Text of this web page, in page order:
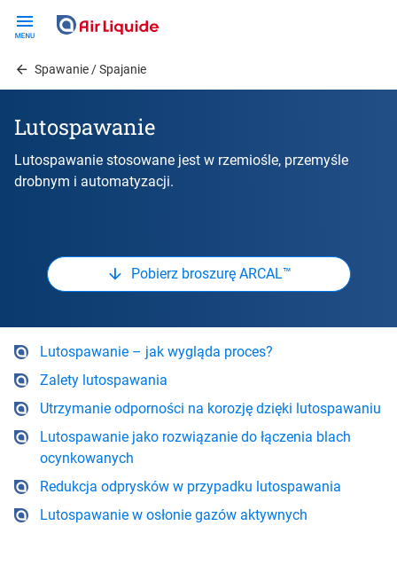
contentSpawanie / Spajanie
Lutospawanie
Lutospawanie stosowane jest w rzemiośle, przemyśle
drobnym i automatyzacji.
Pobierz broszurę ARCAL™
Lutospawanie – jak wygląda proces?
Zalety lutospawania
Utrzymanie odporności na korozję dzięki lutospawaniu
Lutospawanie jako rozwiązanie do łączenia blach
ocynkowanych
Redukcja odprysków w przypadku lutospawania
Lutospawanie w osłonie gazów aktywnych